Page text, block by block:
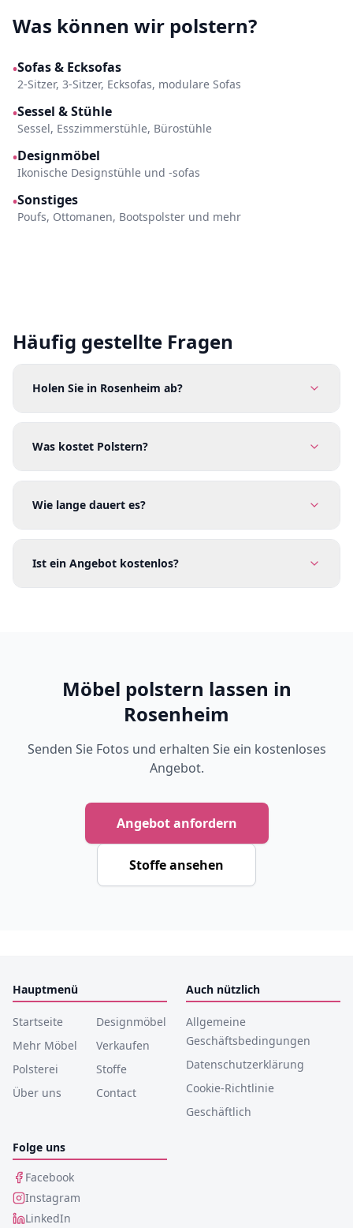
Was können wir polstern?
•Sofas & Ecksofas
2-Sitzer, 3-Sitzer, Ecksofas, modulare Sofas
•Sessel & Stühle
Sessel, Esszimmerstühle, Bürostühle
•Designmöbel
Ikonische Designstühle und -sofas
•Sonstiges
Poufs, Ottomanen, Bootspolster und mehr
Häufig gestellte Fragen
Holen Sie in Rosenheim ab?
Was kostet Polstern?
Wie lange dauert es?
Ist ein Angebot kostenlos?
Möbel polstern lassen in
Rosenheim
Senden Sie Fotos und erhalten Sie ein kostenloses
Angebot.
Angebot anfordern
Stoffe ansehen
Hauptmenü
Startseite
Designmöbel
Mehr Möbel
Verkaufen
Polsterei
Stoffe
Über uns
Contact
Auch nützlich
Allgemeine
Geschäftsbedingungen
Datenschutzerklärung
Cookie-Richtlinie
Geschäftlich
Folge uns
Facebook
Instagram
LinkedIn